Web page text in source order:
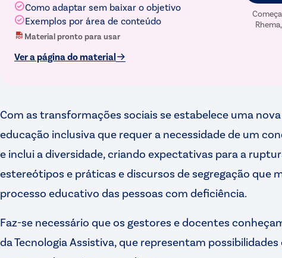
Como adaptar sem baixar o objetivo
Exemplos por área de conteúdo
Material pronto para usar
Ver a página do material
Com as transformações sociais se estabelece uma
educação inclusiva que requer a necessidade de um
e inclui a diversidade, criando expectativas para a
estereótipos e práticas e discursos de segregação que
processo educativo das pessoas com deficiência.
Faz-se necessário que os gestores e docentes
da Tecnologia Assistiva, que representam